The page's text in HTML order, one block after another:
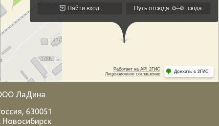
ЛаДина
, 630051
Новосибирск